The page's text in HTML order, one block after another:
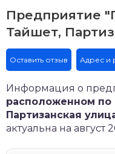
Предприятие
Тайшет,
Оставить отзыв Адрес и
Информация о
расположенном по
Партизанская
актуальна на август